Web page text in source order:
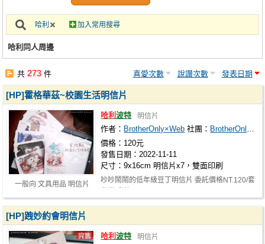
會員功能選單
註冊會員
哈利 加入常用搜尋
哈利同人周邊
共273 件 喜愛次數 說讚次數 發表日期
一般向 文具用品 明信片
[HP]霍格華茲~校園生活明信片
哈利波特 明信片
作者： BrotherOnly×Web 社團： BrotherOnly×Web
價格：120元
發售日期：2022-11-11
尺寸：9x16cm 明信片x7，雙面印刷
吵吵鬧鬧的低年級豆丁明信片 委託價格NT.120/套
[HP]跩妙約會明信片
哈利波特 明信片